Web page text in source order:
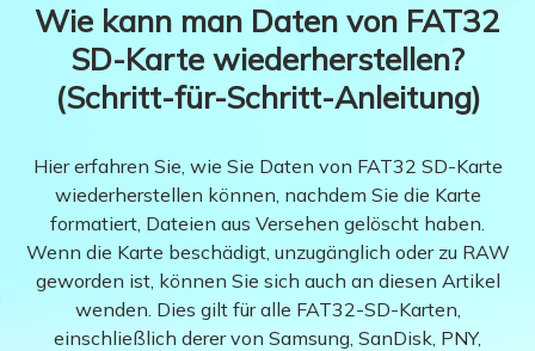
Wie kann man Daten von FAT32
SD-Karte wiederherstellen?
(Schritt-für-Schritt-Anleitung)
Hier erfahren Sie, wie Sie Daten von FAT32 SD-Karte
wiederherstellen können, nachdem Sie die Karte
formatiert, Dateien aus Versehen gelöscht haben.
Wenn die Karte beschädigt, unzugänglich oder zu RAW
geworden ist, können Sie sich auch an diesen Artikel
wenden. Dies gilt für alle FAT32-SD-Karten,
einschließlich derer von Samsung, SanDisk, PNY,